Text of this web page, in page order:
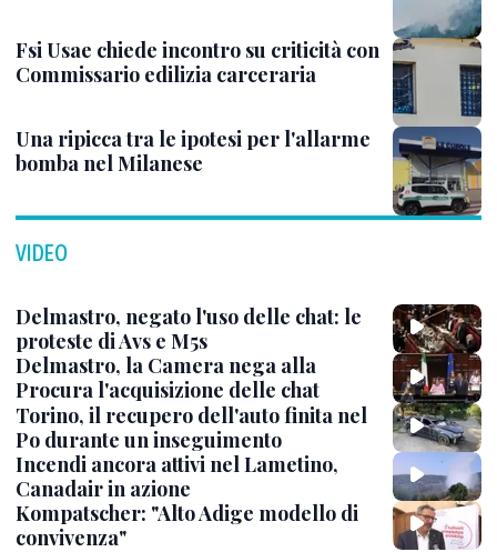
Fsi Usae chiede incontro su criticità con
Commissario edilizia carceraria
Una ripicca tra le ipotesi per l'allarme
bomba nel Milanese
VIDEO
Delmastro, negato l'uso delle chat: le
proteste di Avs e M5s
Delmastro, la Camera nega alla
Procura l'acquisizione delle chat
Torino, il recupero dell'auto finita nel
Po durante un inseguimento
Incendi ancora attivi nel Lametino,
Canadair in azione
Kompatscher: "Alto Adige modello di
convivenza"